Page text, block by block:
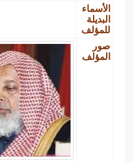
الأسماء
البديلة
للمؤلف
صور
المؤلف